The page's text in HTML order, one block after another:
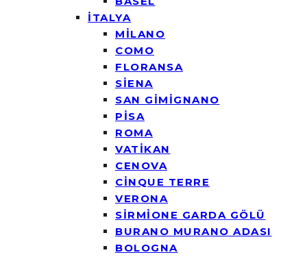
İTALYA
MİLANO
COMO
FLORANSA
SİENA
SAN GİMİGNANO
PİSA
ROMA
VATİKAN
CENOVA
CİNQUE TERRE
VERONA
SİRMİONE GARDA GÖLÜ
BURANO MURANO ADASI
BOLOGNA